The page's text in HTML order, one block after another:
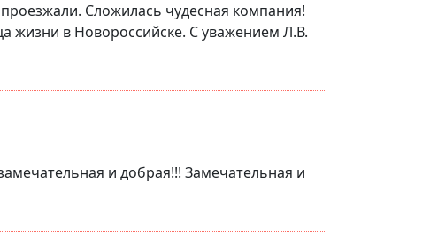
Сложилась чудесная компания!
жизни в Новороссийске. С уважением Л.В.
и добрая!!! Замечательная и